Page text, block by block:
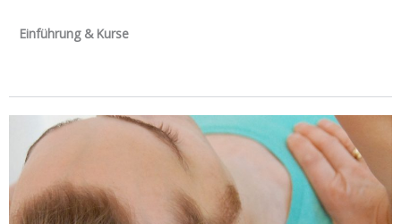
Einführung & Kurse